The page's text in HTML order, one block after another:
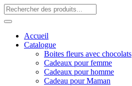
Accueil
Catalogue
Boites fleurs avec chocolats
Cadeaux pour femme
Cadeaux pour homme
Cadeau pour Maman